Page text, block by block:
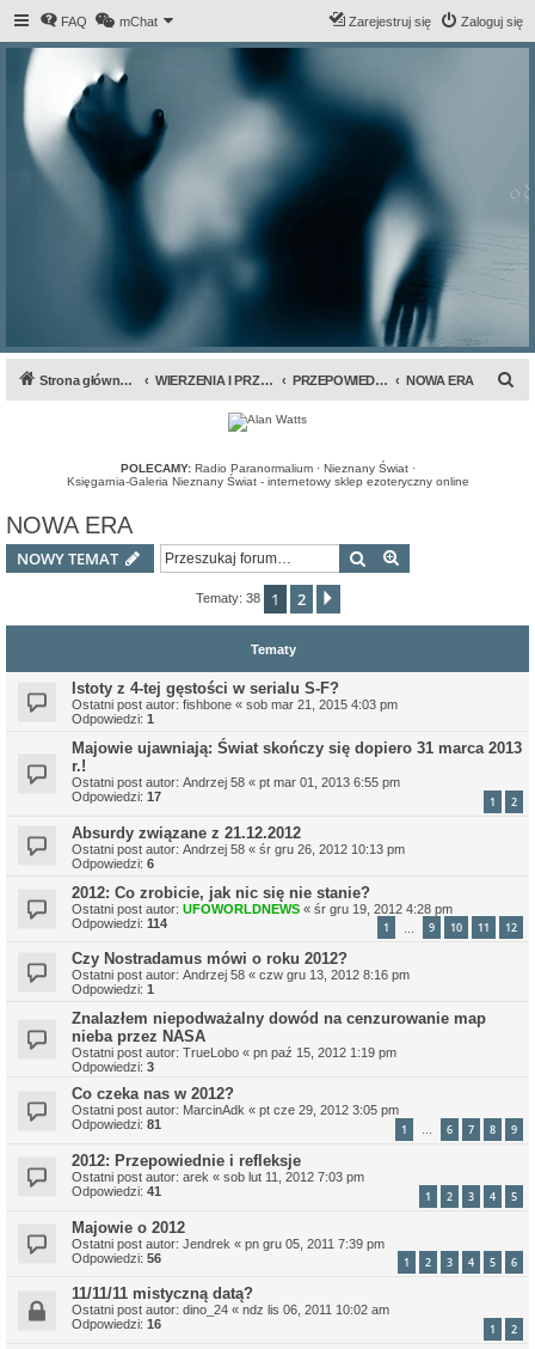
FAQ mChat Zaloguj się
Zarejestruj się
Strona główna forum WIERZENIA I PRZEPOWIEDNIE PRZEPOWIEDNIE I PROROCTWA NOWA ERA
POLECAMY: Radio Paranormalium· Nieznany Świat·
Księgarnia-Galeria Nieznany Świat - internetowy sklep ezoteryczny online
NOWA ERA
NOWY TEMAT Szukaj
Tematy: 38 1 2
Tematy
Istoty z 4-tej gęstości w serialu S-F?
Ostatni post autor: fishbone « sob mar 21, 2015 4:03 pm
Odpowiedzi: 1
Majowie ujawniają: Świat skończy się dopiero 31 marca 2013
r.!
Ostatni post autor: Andrzej 58 « pt mar 01, 2013 6:55 pm
Odpowiedzi: 17 1 2
Absurdy związane z 21.12.2012
Ostatni post autor: Andrzej 58 « śr gru 26, 2012 10:13 pm
Odpowiedzi: 6
2012: Co zrobicie, jak nic się nie stanie?
Ostatni post autor: UFOWORLDNEWS « śr gru 19, 2012 4:28 pm
Odpowiedzi: 114 1 9 10 11 12
Czy Nostradamus mówi o roku 2012?
Ostatni post autor: Andrzej 58 « czw gru 13, 2012 8:16 pm
Odpowiedzi: 1
Znalazłem niepodważalny dowód na cenzurowanie map
nieba przez NASA
Ostatni post autor: TrueLobo « pn paź 15, 2012 1:19 pm
Odpowiedzi: 3
Co czeka nas w 2012?
Ostatni post autor: MarcinAdk « pt cze 29, 2012 3:05 pm
Odpowiedzi: 81 1 … 6 7 8 9
2012: Przepowiednie i refleksje
Ostatni post autor: arek « sob lut 11, 2012 7:03 pm
Odpowiedzi: 41 1 2 3 4 5
Majowie o 2012
Ostatni post autor: Jendrek « pn gru 05, 2011 7:39 pm
Odpowiedzi: 56 1 2 3 4 5 6
11/11/11 mistyczną datą?
Ostatni post autor: dino_24 « ndz lis 06, 2011 10:02 am
Odpowiedzi: 16 1 2